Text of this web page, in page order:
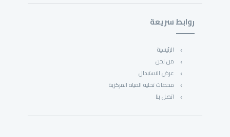
روابط سريعة
الرئيسية
من نحن
عرض الاستبدال
محطات تحلية المياه المركزية
اتصل بنا